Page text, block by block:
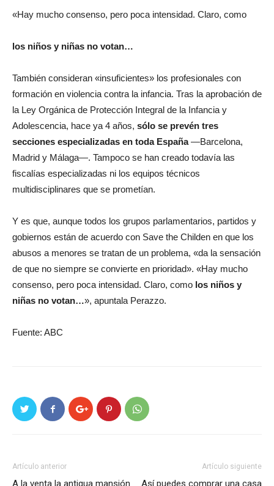
«Hay mucho consenso, pero poca intensidad. Claro, como
los niños y niñas no votan…
También consideran «insuficientes» los profesionales con
formación en violencia contra la infancia. Tras la aprobación de
la Ley Orgánica de Protección Integral de la Infancia y
Adolescencia, hace ya 4 años, sólo se prevén tres
secciones especializadas en toda España—Barcelona,
Madrid y Málaga—. Tampoco se han creado todavía las
fiscalías especializadas ni los equipos técnicos
multidisciplinares que se prometían.
Y es que, aunque todos los grupos parlamentarios, partidos y
gobiernos están de acuerdo con Save the Childen en que los
abusos a menores se tratan de un problema, «da la sensación
de que no siempre se convierte en prioridad». «Hay mucho
consenso, pero poca intensidad. Claro, como los niños y
niñas no votan…», apuntala Perazzo.
Fuente: ABC
Artículo anterior Artículo siguiente